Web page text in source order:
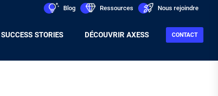
Blog
icon Ressources
icon Nous rejoindre
icon
SUCCESS STORIES DÉCOUVRIR AXESS CONTACT